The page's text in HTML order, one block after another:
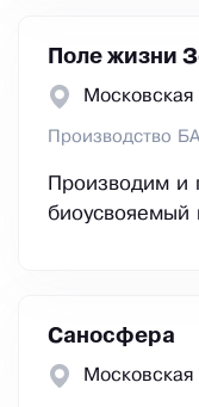
Поле жизни
Производство
Производим и
биоусвояемый
Саносфера